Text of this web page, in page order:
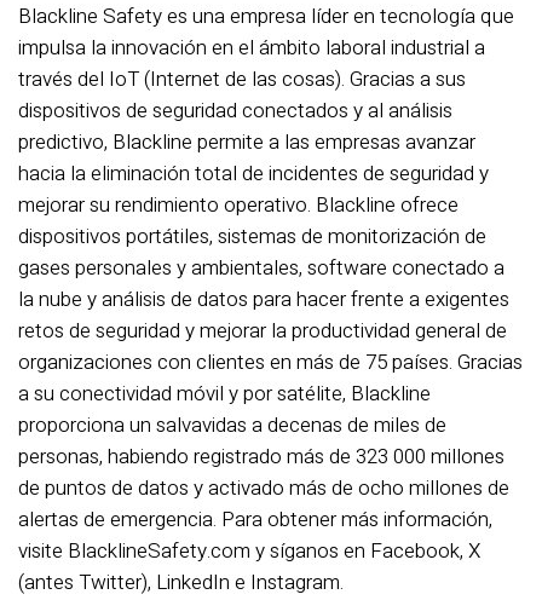
Blackline Safety es una empresa líder en tecnología que
impulsa la innovación en el ámbito laboral industrial a
través del IoT (Internet de las cosas). Gracias a sus
dispositivos de seguridad conectados y al análisis
predictivo, Blackline permite a las empresas avanzar
hacia la eliminación total de incidentes de seguridad y
mejorar su rendimiento operativo. Blackline ofrece
dispositivos portátiles, sistemas de monitorización de
gases personales y ambientales, software conectado a
la nube y análisis de datos para hacer frente a exigentes
retos de seguridad y mejorar la productividad general de
organizaciones con clientes en más de 75 países. Gracias
a su conectividad móvil y por satélite, Blackline
proporciona un salvavidas a decenas de miles de
personas, habiendo registrado más de 323 000 millones
de puntos de datos y activado más de ocho millones de
alertas de emergencia. Para obtener más información,
visite BlacklineSafety.com y síganos en Facebook, X
(antes Twitter), LinkedIn e Instagram.